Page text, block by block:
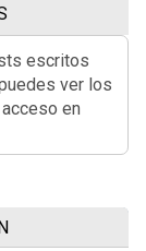
escritos
ver los
en